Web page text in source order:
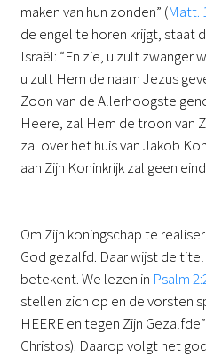
maken van hun zonden” (Matt.
de engel te horen krijgt, staat
Israël: “En zie, u zult zwanger
u zult Hem de naam Jezus
Zoon van de Allerhoogste
Heere, zal Hem de troon van
zal over het huis van Jakob
aan Zijn Koninkrijk zal geen
Om Zijn koningschap te
God gezalfd. Daar wijst de
betekent. We lezen in Psalm
stellen zich op en de vorsten
HEERE en tegen Zijn
Christos). Daarop volgt het